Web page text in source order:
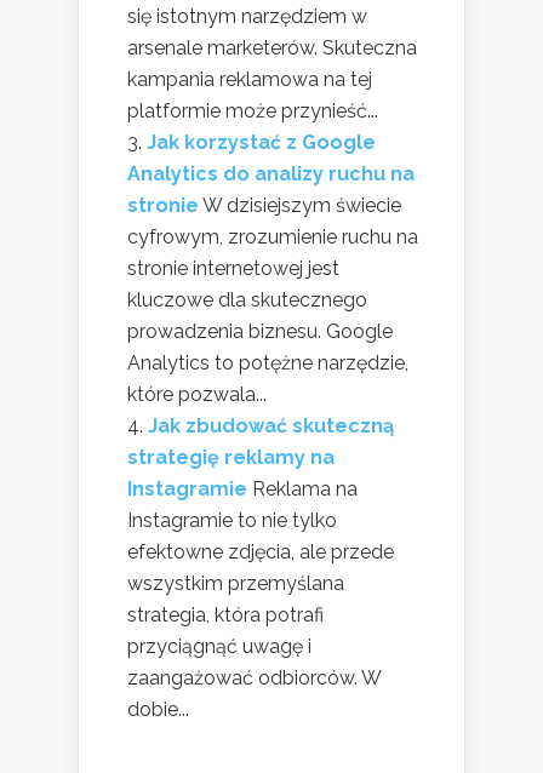
się istotnym narzędziem w
arsenale marketerów. Skuteczna
kampania reklamowa na tej
platformie może przynieść...
Jak korzystać z Google
Analytics do analizy ruchu na
stronie W dzisiejszym świecie
cyfrowym, zrozumienie ruchu na
stronie internetowej jest
kluczowe dla skutecznego
prowadzenia biznesu. Google
Analytics to potężne narzędzie,
które pozwala...
Jak zbudować skuteczną
strategię reklamy na
Instagramie Reklama na
Instagramie to nie tylko
efektowne zdjęcia, ale przede
wszystkim przemyślana
strategia, która potrafi
przyciągnąć uwagę i
zaangażować odbiorców. W
dobie...